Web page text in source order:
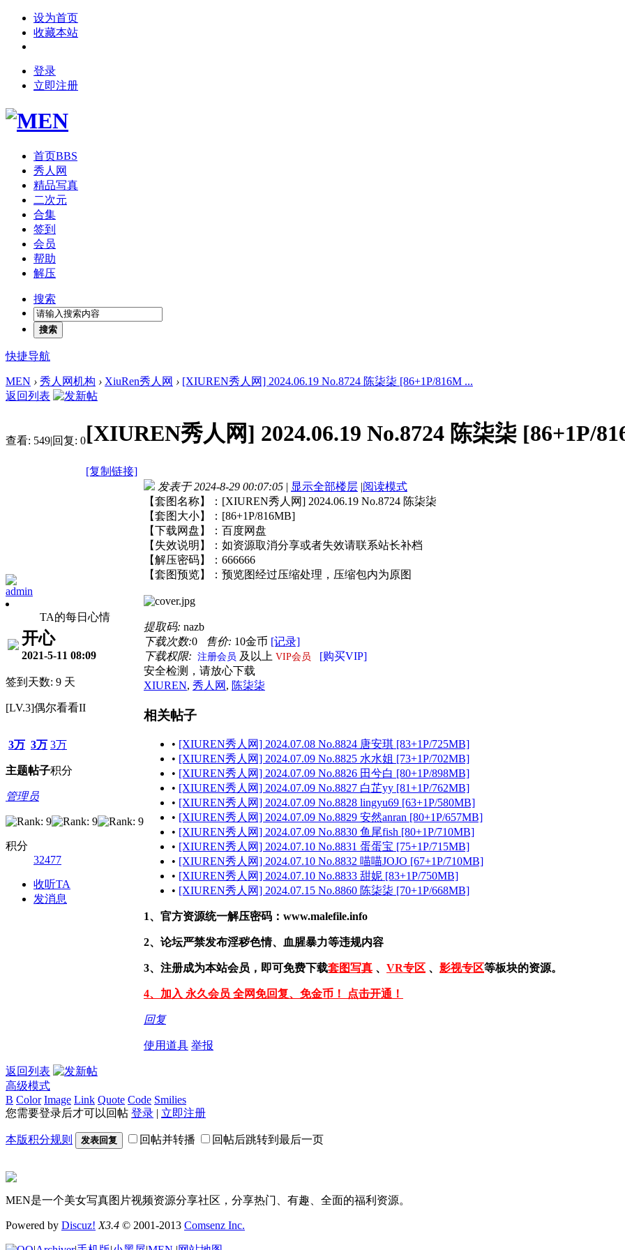
设为首页
收藏本站
登录
立即注册
首页BBS
秀人网
精品写真
二次元
合集
签到
会员
帮助
解压
搜索
搜索
快捷导航
MEN › 秀人网机构 › XiuRen秀人网 › [XIUREN秀人网] 2024.06.19 No.8724 陈柒柒 [86+1P/816M ...
返回列表
查看: 549|回复: 0[XIUREN秀人网] 2024.06.19 No.8724 陈柒柒 [86+1P/
[复制链接]
admin
TA的每日心情
开心
2021-5-11 08:09
签到天数: 9 天
[LV.3]偶尔看看II
3万
主题
3万
帖子
3万
积分
管理员
积分
32477
收听TA
发消息
发表于 2024-8-29 00:07:05 | 显示全部楼层 |阅读模式
【套图名称】：[XIUREN秀人网] 2024.06.19 No.8724 陈柒柒
【套图大小】：[86+1P/816MB]
【下载网盘】：百度网盘
【失效说明】：如资源取消分享或者失效请联系站长补档
【解压密码】：666666
【套图预览】：预览图经过压缩处理，压缩包内为原图
提取码: nazb
下载次数:0 售价: 10金币 [记录]
下载权限: 注册会员 及以上 VIP会员
[购买VIP]
安全检测，请放心下载
XIUREN, 秀人网 , 陈柒柒
相关帖子
• [XIUREN秀人网] 2024.07.08 No.8824 唐安琪 [83+1P/725MB]
• [XIUREN秀人网] 2024.07.09 No.8825 水水姐 [73+1P/702MB]
• [XIUREN秀人网] 2024.07.09 No.8826 田兮白 [80+1P/898MB]
• [XIUREN秀人网] 2024.07.09 No.8827 白芷yy [81+1P/762MB]
• [XIUREN秀人网] 2024.07.09 No.8828 lingyu69 [63+1P/580MB]
• [XIUREN秀人网] 2024.07.09 No.8829 安然anran [80+1P/657MB]
• [XIUREN秀人网] 2024.07.09 No.8830 鱼尾fish [80+1P/710MB]
• [XIUREN秀人网] 2024.07.10 No.8831 蛋蛋宝 [75+1P/715MB]
• [XIUREN秀人网] 2024.07.10 No.8832 喵喵JOJO [67+1P/710MB]
• [XIUREN秀人网] 2024.07.10 No.8833 甜妮 [83+1P/750MB]
• [XIUREN秀人网] 2024.07.15 No.8860 陈柒柒 [70+1P/668MB]
1、官方资源统一解压密码：www.malefile.info
2、论坛严禁发布淫秽色情、血腥暴力等违规内容
3、注册成为本站会员，即可免费下载套图写真 、 VR专区 、 影视专区等板块的资源。
4、加入 永久会员 全网免回复、免金币！ 点击开通！
回复
使用道具 举报
返回列表
高级模式
B Color Image Link Quote Code Smilies
您需要登录后才可以回帖 登录 | 立即注册
本版积分规则 发表回复 回帖并转播 回帖后跳转到最后一页
MEN是一个美女写真图片视频资源分享社区，分享热门、有趣、全面的福利资源。
Powered by Discuz! X3.4 © 2001-2013 Comsenz Inc.